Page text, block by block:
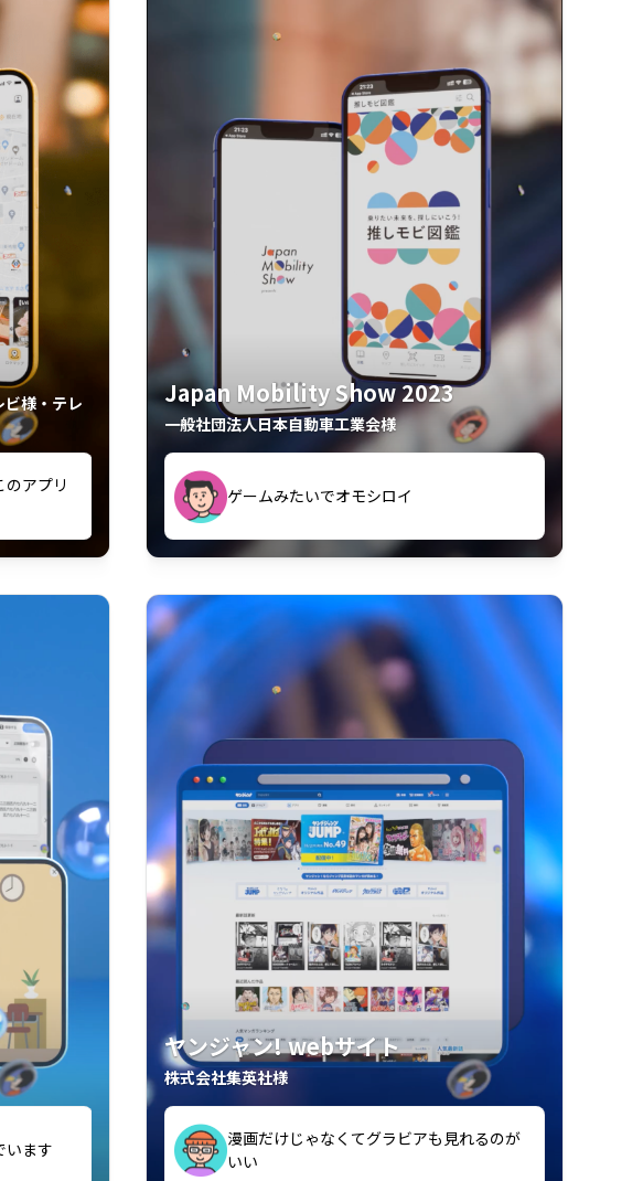
様・テレ
能地域
す！
Japan Mobility Show 2023
一般社団法人日本自動車工業会様
夢中で推しモビを探してビッグサイトで6時
間も滞在してしまった
久々のモーターショーがアプリでもっと楽
しめました
います
ていま
ヤンジャン! webサイト
株式会社集英社様
漫画だけじゃなくてグラビアも見れるのが
いい
紙の雑誌買うより安くて助かる